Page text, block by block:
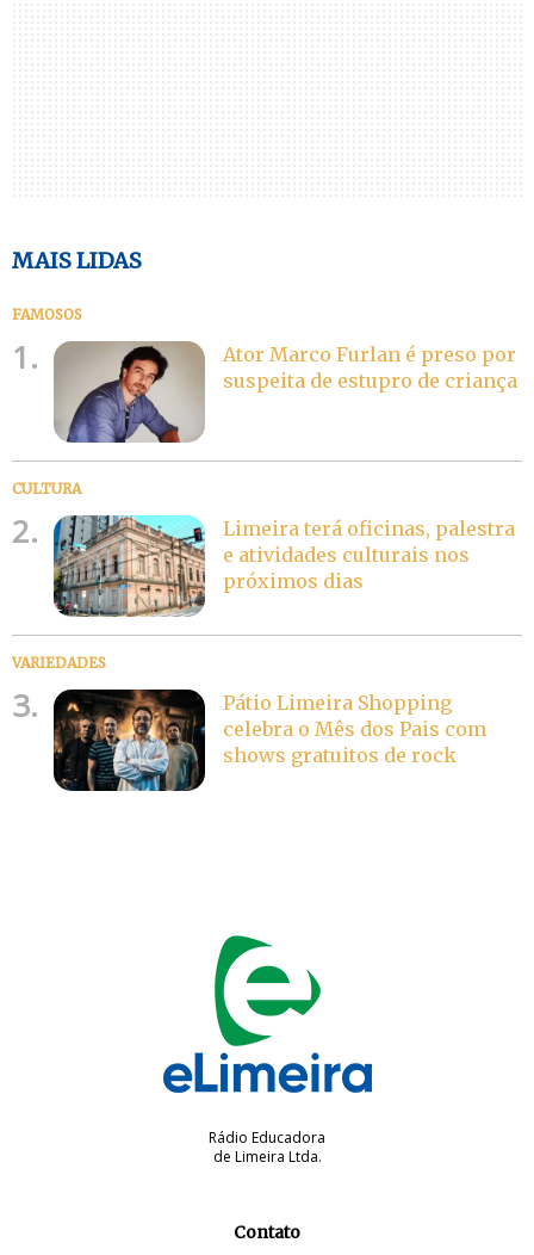
MAIS LIDAS
FAMOSOS
1.
Ator Marco Furlan é preso por
suspeita de estupro de criança
CULTURA
2.
Limeira terá oficinas, palestra
e atividades culturais nos
próximos dias
VARIEDADES
3.
Pátio Limeira Shopping
celebra o Mês dos Pais com
shows gratuitos de rock
Rádio Educadora
de Limeira Ltda.
Contato